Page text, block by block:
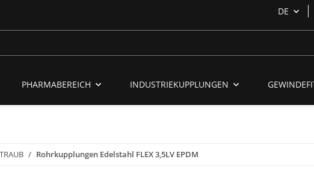
DE
PHARMABEREICH INDUSTRIEKUPPLUNGEN
Rohrkupplungen Edelstahl FLEX 3,5LV EPDM